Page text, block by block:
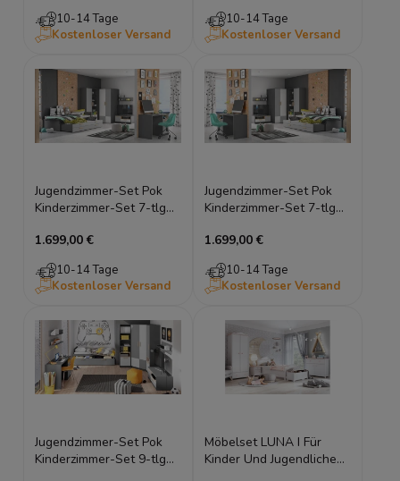
10-14 Tage
Kostenloser Versand
10-14 Tage
Kostenloser Versand
Jugendzimmer-Set Pok
Kinderzimmer-Set 7-tlg
Ibsen
1.699,00 €
10-14 Tage
Kostenloser Versand
Jugendzimmer-Set Pok
Kinderzimmer-Set 7-tlg
Ibsen
1.699,00 €
10-14 Tage
Kostenloser Versand
Jugendzimmer-Set Pok
Kinderzimmer-Set 9-tlg
Möbelset LUNA I Für
Kinder Und Jugendliche